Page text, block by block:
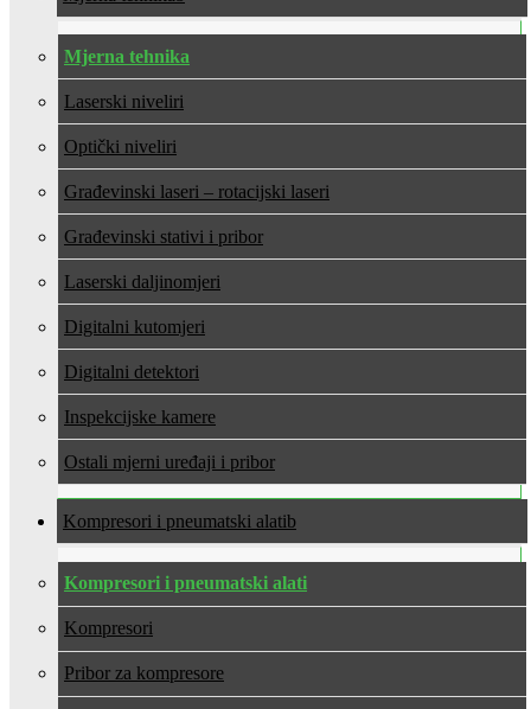
Mjerna tehnika
Laserski niveliri
Optički niveliri
Građevinski laseri – rotacijski laseri
Građevinski stativi i pribor
Laserski daljinomjeri
Digitalni kutomjeri
Digitalni detektori
Inspekcijske kamere
Ostali mjerni uređaji i pribor
Kompresori i pneumatski alati
Kompresori i pneumatski alati
Kompresori
Pribor za kompresore